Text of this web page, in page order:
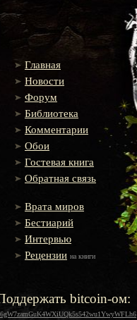
Главная
Новости
Форум
Библиотека
Комментарии
Обои
Гостевая книга
Обратная связь
Врата миров
Бестиарий
Интервью
Рецензии на книги
bitcoin-ом: